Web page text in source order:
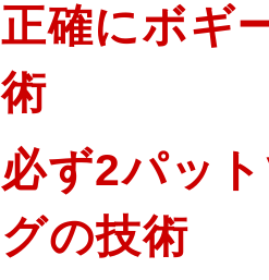
正確にボギ
術
必ず2パッ
グの技術